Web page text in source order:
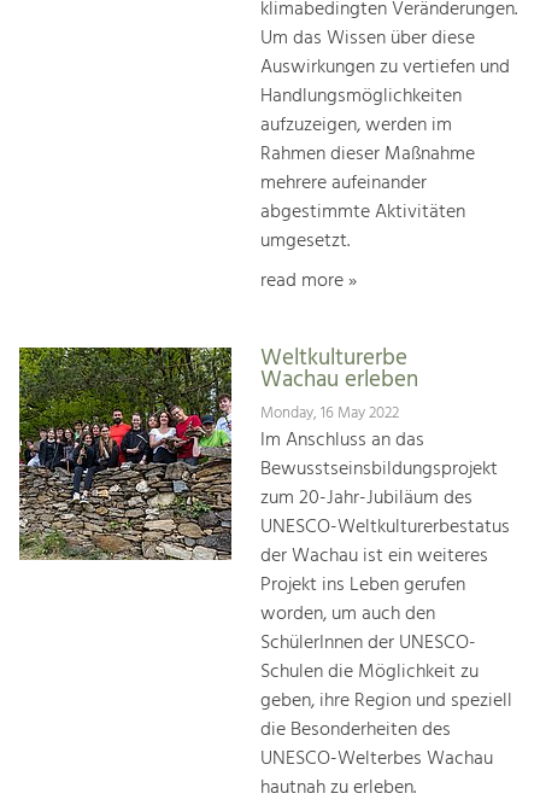
klimabedingten Veränderungen.
Um das Wissen über diese
Auswirkungen zu vertiefen und
Handlungsmöglichkeiten
aufzuzeigen, werden im
Rahmen dieser Maßnahme
mehrere aufeinander
abgestimmte Aktivitäten
umgesetzt.
read more »
Weltkulturerbe
Wachau erleben
Monday, 16 May 2022
Im Anschluss an das
Bewusstseinsbildungsprojekt
zum 20-Jahr-Jubiläum des
UNESCO-Weltkulturerbestatus
der Wachau ist ein weiteres
Projekt ins Leben gerufen
worden, um auch den
SchülerInnen der UNESCO-
Schulen die Möglichkeit zu
geben, ihre Region und speziell
die Besonderheiten des
UNESCO-Welterbes Wachau
hautnah zu erleben.